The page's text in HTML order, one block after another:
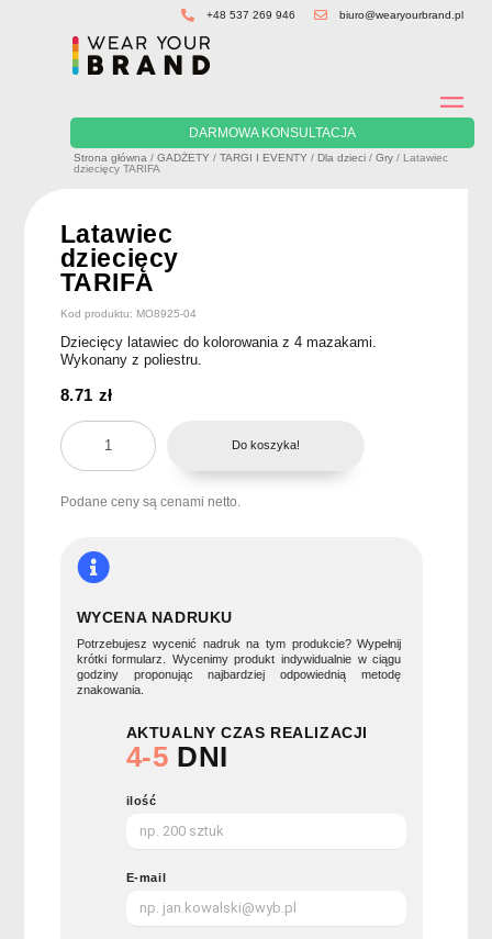
+48 537 269 946 biuro@wearyourbrand.pl
DARMOWA KONSULTACJA
Strona główna /GADŻETY /TARGI I EVENTY / Dla dzieci /Gry / Latawiec
dziecięcy TARIFA
Latawiec
dziecięcy
TARIFA
Kod produktu: MO8925-04
Dziecięcy latawiec do kolorowania z 4 mazakami.
Wykonany z poliestru.
8.71 zł
ilość
Latawiec
dziecięcy
TARIFA
Do koszyka!
Podane ceny są cenami netto.
WYCENA NADRUKU
Potrzebujesz wycenić nadruk na tym produkcie? Wypełnij
krótki formularz. Wycenimy produkt indywidualnie w ciągu
godziny proponując najbardziej odpowiednią metodę
znakowania.
AKTUALNY CZAS REALIZACJI
4-5 DNI
ilość
E-mail